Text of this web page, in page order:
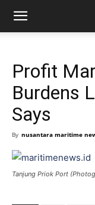
Profit
Burdens
Says
By nusantara maritime
Tanjung Priok Port